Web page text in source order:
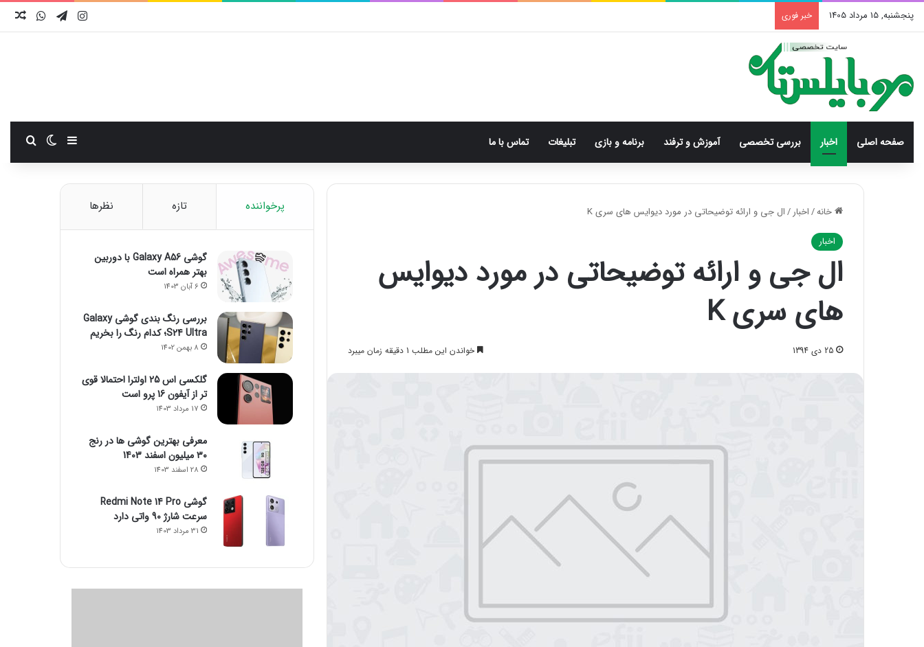
پنجشنبه, 15 مرداد 1405 خبر فوری اینستاگرام
تلگرام واتس
صفحه اصلی اخبار بررسی‌ تخصصی آموزش و ترفند برنامه و بازی تبلیغات تماس با ما سایدبارتغییر
خانه/اخبار/ال جی و ارائه توضیحاتی در مورد دیوایس های سری K
اخبار
ال جی و ارائه توضیحاتی در مورد دیوایس
های سری K
25 دی 1394 خواندن این مطلب 1 دقیقه زمان میبرد
پرخواننده تازه نظرها
گوشی Galaxy A56 با دوربین
بهتر همراه است
6 آبان 1403
بررسی رنگ بندی گوشی Galaxy
S24 Ultra؛ کدام رنگ را بخریم
8 بهمن 1402
گلکسی اس 25 اولترا احتمالا قوی
تر از آیفون 16 پرو است
17 مرداد 1403
معرفی بهترین گوشی ها در رنج
۳۰ میلیون اسفند 1403
28 اسفند 1403
گوشی Redmi Note 14 Pro
سرعت شارژ 90 واتی دارد
31 مرداد 1403